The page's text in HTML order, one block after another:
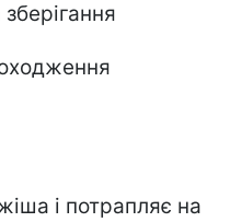
і потрапляє на